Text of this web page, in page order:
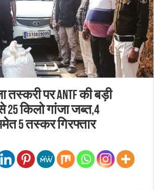
तस्करी पर ANTF की बड़ी
25 किलो गांजा जब्त,4
5 तस्कर गिरफ्तार